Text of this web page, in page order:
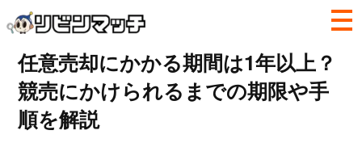
任意売却にかかる期間は1年以上？
競売にかけられるまでの期限や手
順を解説